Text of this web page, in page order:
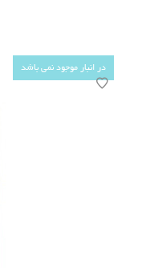
در انبار موجود نمی باشد